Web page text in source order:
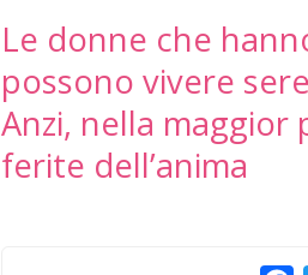
Le donne che
possono vivere
Anzi, nella maggior
ferite dell’anima